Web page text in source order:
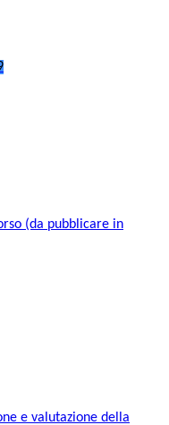
(da pubblicare in
e valutazione della